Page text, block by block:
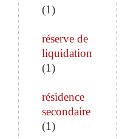
(1)
réserve de
liquidation
(1)
résidence
secondaire
(1)